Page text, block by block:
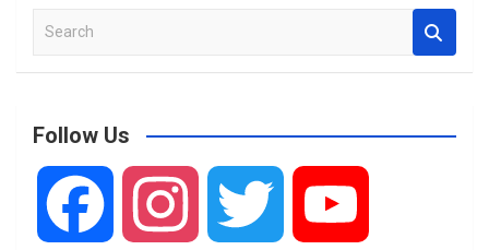
a
c
Follow Us